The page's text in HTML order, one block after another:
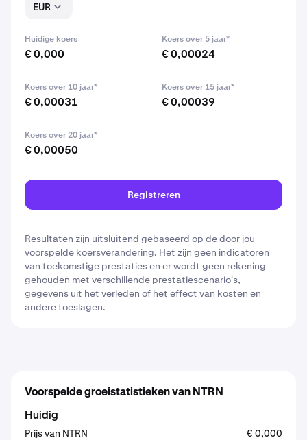
EUR
Huidige koers
€ 0,000
Koers over 5 jaar*
€ 0,00024
Koers over 10 jaar*
€ 0,00031
Koers over 15 jaar*
€ 0,00039
Koers over 20 jaar*
€ 0,00050
Registreren
Resultaten zijn uitsluitend gebaseerd op de door jou
voorspelde koersverandering. Het zijn geen indicatoren
van toekomstige prestaties en er wordt geen rekening
gehouden met verschillende prestatiescenario's,
gegevens uit het verleden of het effect van kosten en
andere toeslagen.
Voorspelde groeistatistieken van NTRN
Huidig
Prijs van NTRN
€ 0,000